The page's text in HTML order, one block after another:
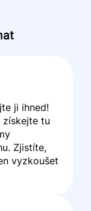
ji ihned!
získejte tu
Zjistíte,
vyzkoušet